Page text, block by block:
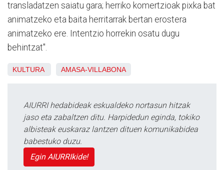
transladatzen saiatu gara; herriko komertzioak pixka bat
animatzeko eta baita herritarrak bertan erostera
animatzeko ere. Intentzio horrekin osatu dugu
behintzat".
KULTURA AMASA-VILLABONA
AIURRI hedabideak eskualdeko nortasun hitzak
jaso eta zabaltzen ditu. Harpidedun eginda, tokiko
albisteak euskaraz lantzen dituen komunikabidea
babestuko duzu.
Egin AIURRIkide!